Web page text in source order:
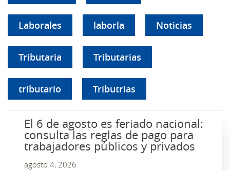
Laborales laborla Noticias
Tributaria Tributarias
tributario Tributrias
El 6 de agosto es feriado nacional:
consulta las reglas de pago para
trabajadores públicos y privados
agosto 4, 2026